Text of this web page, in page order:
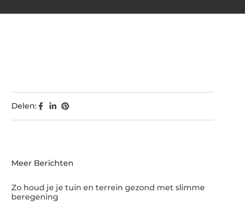
Delen:
Meer Berichten
Zo houd je je tuin en terrein gezond met slimme
beregening